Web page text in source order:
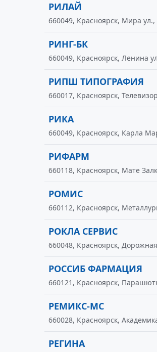
РИЛАЙ
660049, Красноярск, Мира ул.,
РИНГ-БК
660049, Красноярск, Ленина
РИПШ ТИПОГРАФИЯ
660017, Красноярск,
РИКА
660049, Красноярск, Карла
РИФАРМ
660118, Красноярск, Мате
РОМИС
660112, Красноярск,
РОКЛА СЕРВИС
660048, Красноярск,
РОССИБ ФАРМАЦИЯ
660121, Красноярск,
РЕМИКС-МС
660028, Красноярск,
РЕГИНА